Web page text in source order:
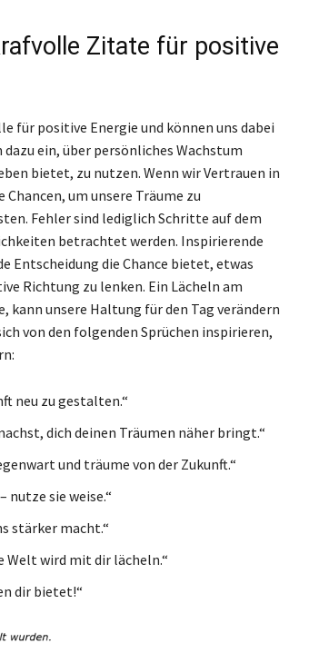
Zitate für positive
für positive Energie und können uns dabei
ein, über persönliches Wachstum
bietet, zu nutzen. Wenn wir Vertrauen in
um unsere Träume zu
Fehler sind lediglich Schritte auf dem
betrachtet werden. Inspirierende
Entscheidung die Chance bietet, etwas
Richtung zu lenken. Ein Lächeln am
unsere Haltung für den Tag verändern
von den folgenden Sprüchen inspirieren,
neu zu gestalten.“
dich deinen Träumen näher bringt.“
und träume von der Zukunft.“
nutze sie weise.“
stärker macht.“
Welt wird mit dir lächeln.“
dir bietet!“